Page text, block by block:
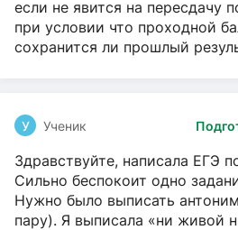
если не явится на пересдачу
при условии что проходной
сохранится ли прошлый
У Ученик
Здравствуйте, написала ЕГЭ
Сильно беспокоит одно
Нужно было выписать
пару). Я выписала «ни живой